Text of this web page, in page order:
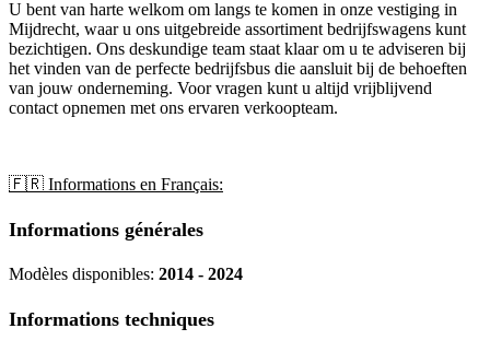
U bent van harte welkom om langs te komen in onze vestiging in
Mijdrecht, waar u ons uitgebreide assortiment bedrijfswagens kunt
bezichtigen. Ons deskundige team staat klaar om u te adviseren bij
het vinden van de perfecte bedrijfsbus die aansluit bij de behoeften
van jouw onderneming. Voor vragen kunt u altijd vrijblijvend
contact opnemen met ons ervaren verkoopteam.
🇫🇷 Informations en Français:
Informations générales
Modèles disponibles: 2014 - 2024
Informations techniques